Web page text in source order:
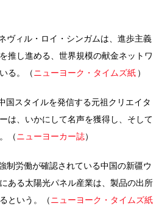
ヴィル・ロイ・シンガムは、進歩主義
推し進める、世界規模の献金ネットワ
る。（ニューヨーク・タイムズ紙 ）
国スタイルを発信する元祖クリエイタ
は、いかにして名声を獲得し、そして
（ニューヨーカー誌）
制労働が確認されている中国の新疆ウ
ある太陽光パネル産業は、製品の出所
という。（ニューヨーク・タイムズ紙